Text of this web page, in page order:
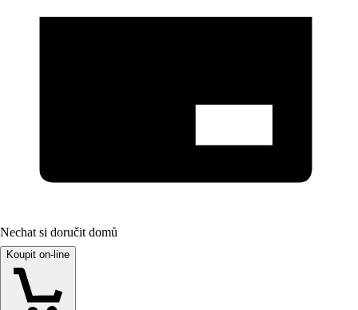
Nechat si doručit domů
Koupit on-line